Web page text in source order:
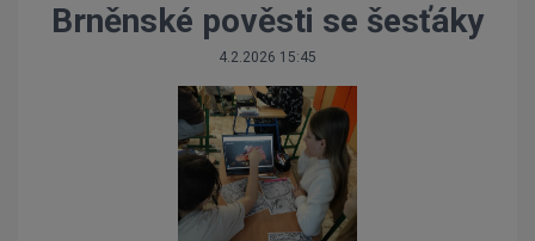
Brněnské pověsti se šesťáky
4.2.2026 15:45